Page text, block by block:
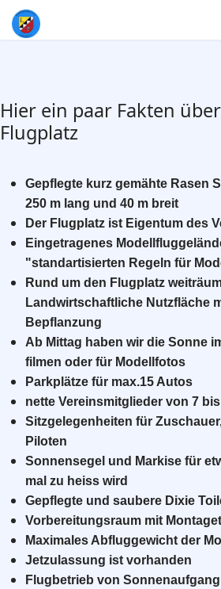
Hier ein paar Fakten
Flugplatz
Gepflegte kurz gemähte Rasen
250 m lang und 40 m breit
Der Flugplatz ist Eigentum des
Eingetragenes
"standartisierten Regeln für
Rund um den Flugplatz
Landwirtschaftliche Nutzfläche
Bepflanzung
Ab Mittag haben wir die Sonne
filmen oder für Modellfotos
Parkplätze für max.15 Autos
nette Vereinsmitglieder von 7
Sitzgelegenheiten für
Piloten
Sonnensegel und Markise für
mal zu heiss wird
Gepflegte und saubere Dixie
Vorbereitungsraum mit
Maximales Abfluggewicht der
Jetzulassung ist vorhanden
Flugbetrieb von